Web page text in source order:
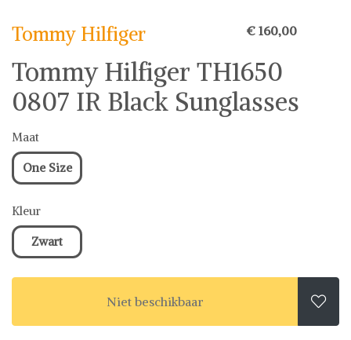
stel jouw fashion wish-list samen. Veilig online shoppen.
Tommy Hilfiger € 160,00
Tommy Hilfiger TH1650
0807 IR Black Sunglasses
Maat
One Size
Kleur
Zwart
Niet beschikbaar 